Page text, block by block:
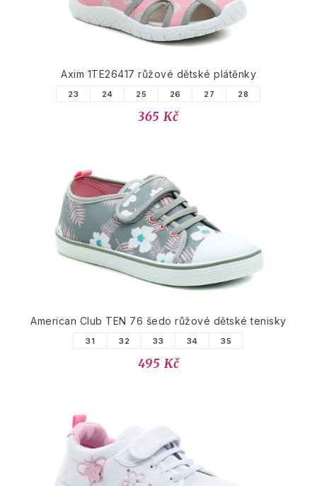
Axim 1TE26417 růžové dětské plátěnky
23 24 25 26 27 28
365 Kč
American Club TEN 76 šedo růžové dětské tenisky
31 32 33 34 35
495 Kč